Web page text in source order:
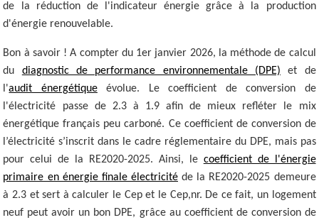
de la réduction de l'indicateur énergie grâce à la production
d'énergie renouvelable.
Bon à savoir ! A compter du 1er janvier 2026, la méthode de calcul
du diagnostic de performance environnementale (DPE) et de
l'audit énergétiqueévolue. Le coefficient de conversion de
l'électricité passe de 2.3 à 1.9 afin de mieux refléter le mix
énergétique français peu carboné. Ce coefficient de conversion de
l’électricité s’inscrit dans le cadre réglementaire du DPE, mais pas
pour celui de la RE2020-2025. Ainsi, le coefficient de l'énergie
primaire en énergie finale électricité de la RE2020-2025 demeure
à 2.3 et sert à calculer le Cep et le Cep,nr. De ce fait, un logement
neuf peut avoir un bon DPE, grâce au coefficient de conversion de